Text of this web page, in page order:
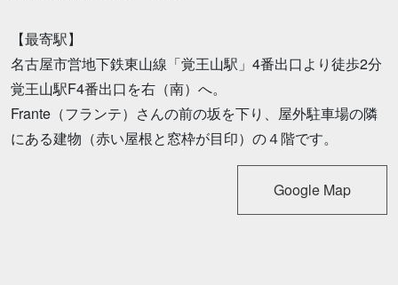
【最寄駅】
名古屋市営地下鉄東山線「覚王山駅」4番出口より徒歩2分
覚王山駅F4番出口を右（南）へ。
Frante（フランテ）さんの前の坂を下り、屋外駐車場の隣
にある建物（赤い屋根と窓枠が目印）の４階です。
Google Map